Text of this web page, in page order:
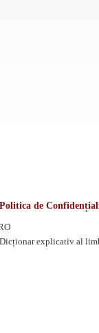
Politica de
explicativ al